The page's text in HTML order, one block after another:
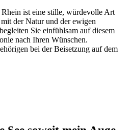
ist eine stille, würdevolle Art
der Natur und der ewigen
Sie einfühlsam auf diesem
nach Ihren Wünschen.
bei der Beisetzung auf dem